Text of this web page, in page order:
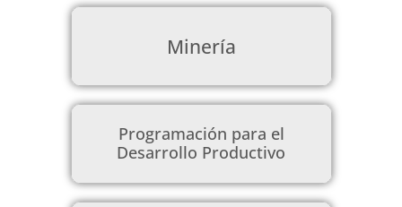
Minería
Programación para el
Desarrollo Productivo